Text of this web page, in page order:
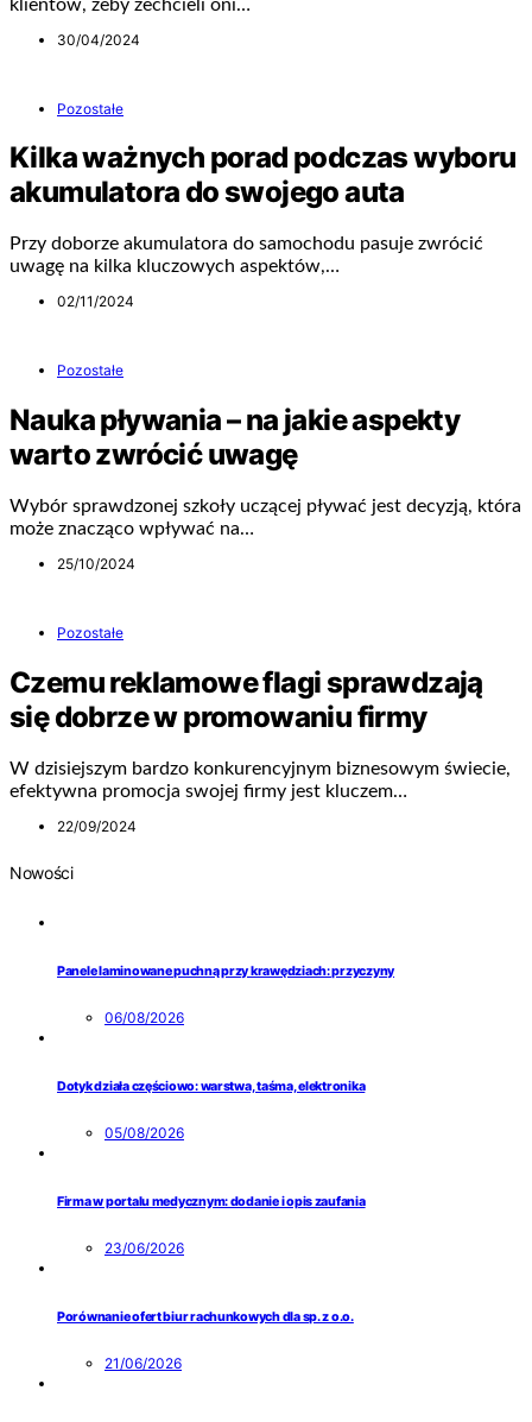
klientów, żeby zechcieli oni…
30/04/2024
Pozostałe
Kilka ważnych porad podczas wyboru
akumulatora do swojego auta
Przy doborze akumulatora do samochodu pasuje zwrócić
uwagę na kilka kluczowych aspektów,…
02/11/2024
Pozostałe
Nauka pływania – na jakie aspekty
warto zwrócić uwagę
Wybór sprawdzonej szkoły uczącej pływać jest decyzją, która
może znacząco wpływać na…
25/10/2024
Pozostałe
Czemu reklamowe flagi sprawdzają
się dobrze w promowaniu firmy
W dzisiejszym bardzo konkurencyjnym biznesowym świecie,
efektywna promocja swojej firmy jest kluczem…
22/09/2024
Nowości
Panele laminowane puchną przy krawędziach: przyczyny
06/08/2026
Dotyk działa częściowo: warstwa, taśma, elektronika
05/08/2026
Firma w portalu medycznym: dodanie i opis zaufania
23/06/2026
Porównanie ofert biur rachunkowych dla sp. z o.o.
21/06/2026